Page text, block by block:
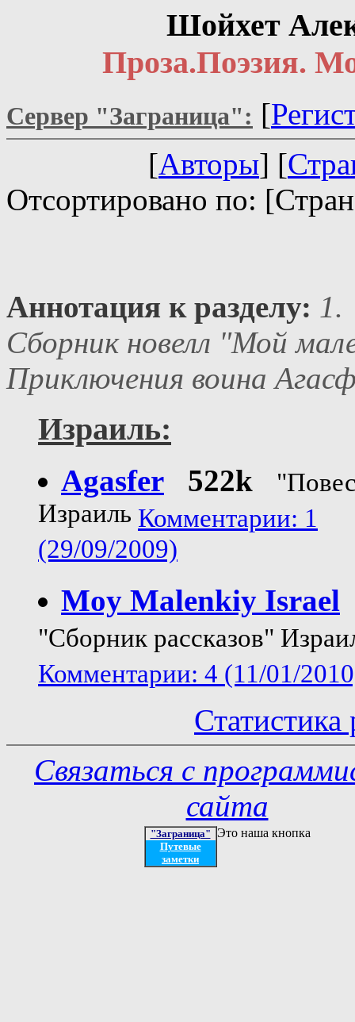
Шойхет
Проза.Поэзия.
Сервер "Заграница": [
[Авторы] [
Отсортировано по:
Аннотация к разделу: 1.
Сборник новелл "Мой
Приключения воина
Израиль:
Agasfer 522k
Израиль Комментарии: 1
(29/09/2009)
Moy Malenkiy Israel
"Сборник рассказов"
Комментарии: 4 (11/01/
Статистика
Связаться с
сайта
"Заграница"
Путевые
заметки
Это наша кнопка